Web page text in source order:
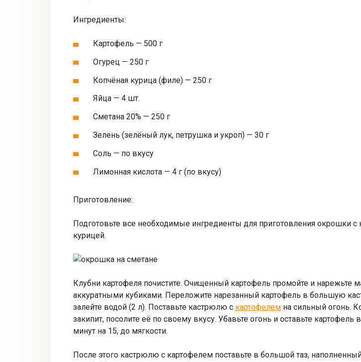
Ингредиенты:
Картофель — 500 г
Огурец — 250 г
Копчёная курица (филе) — 250 г
Яйца — 4 шт.
Сметана 20% — 250 г
Зелень (зелёный лук, петрушка и укроп) — 30 г
Соль — по вкусу
Лимонная кислота — 4 г (по вкусу)
Приготовление:
Подготовьте все необходимые ингредиенты для приготовления окрошки с
курицей.
Клубни картофеля почистите. Очищенный картофель промойте и нарежьте
аккуратными кубиками. Переложите нарезанный картофель в большую
залейте водой (2 л). Поставьте кастрюлю с картофелем на сильный огонь.
закипит, посолите её по своему вкусу. Убавьте огонь и оставьте картофель
минут на 15, до мягкости.
После этого кастрюлю с картофелем поставьте в большой таз,